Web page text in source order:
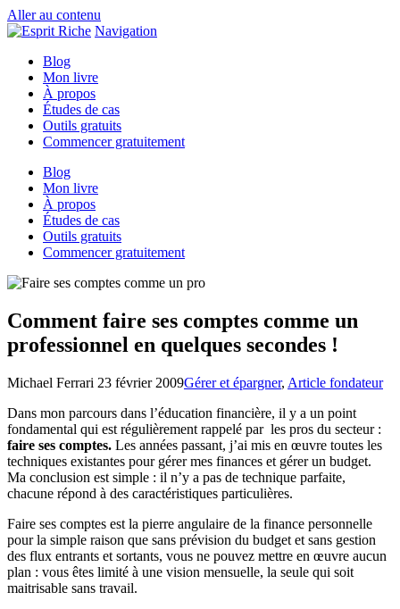
Aller au contenu
Navigation
Blog
Mon livre
À propos
Études de cas
Outils gratuits
Commencer gratuitement
Blog
Mon livre
À propos
Études de cas
Outils gratuits
Commencer gratuitement
Comment faire ses comptes comme un
professionnel en quelques secondes !
Michael Ferrari 23 février 2009Gérer et épargner, Article fondateur
Dans mon parcours dans l’éducation financière, il y a un point
fondamental qui est régulièrement rappelé par les pros du secteur :
faire ses comptes. Les années passant, j’ai mis en œuvre toutes les
techniques existantes pour gérer mes finances et gérer un budget.
Ma conclusion est simple : il n’y a pas de technique parfaite,
chacune répond à des caractéristiques particulières.
Faire ses comptes est la pierre angulaire de la finance personnelle
pour la simple raison que sans prévision du budget et sans gestion
des flux entrants et sortants, vous ne pouvez mettre en œuvre aucun
plan : vous êtes limité à une vision mensuelle, la seule qui soit
maitrisable sans travail.